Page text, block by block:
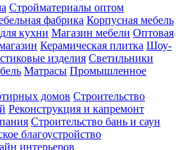
Стройматериалы оптом
фабрика Корпусная мебель
кухни Магазин мебели Оптовая
Керамическая плитка Шоу-
изделия Светильники
Матрасы Промышленное
домов Строительство
Реконструкция и капремонт
Строительство бань и саун
благоустройство
интерьеров